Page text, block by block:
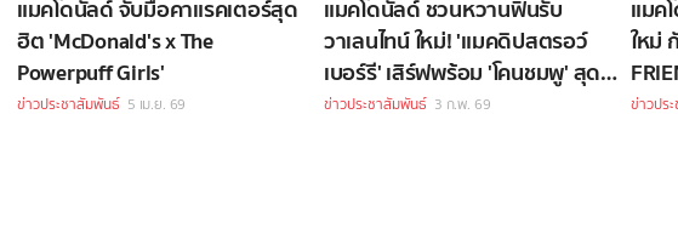
แมคโดนัลด์ จับมือคาแรคเตอร์สุด
ฮิต 'McDonald's x The
Powerpuff Girls'
ข่าวประชาสัมพันธ์ 5 เม.ย. 69
แมคโดนัลด์ ชวนหวานฟินรับ
วาเลนไทน์ ใหม่! 'แมคดิปสตรอว์
เบอร์รี' เสิร์ฟพร้อม 'โคนชมพู' สุด
คิ้วท์
ข่าวประชาสัมพันธ์ 3 ก.พ. 69
แมค
ใหม่
ข่าวปร